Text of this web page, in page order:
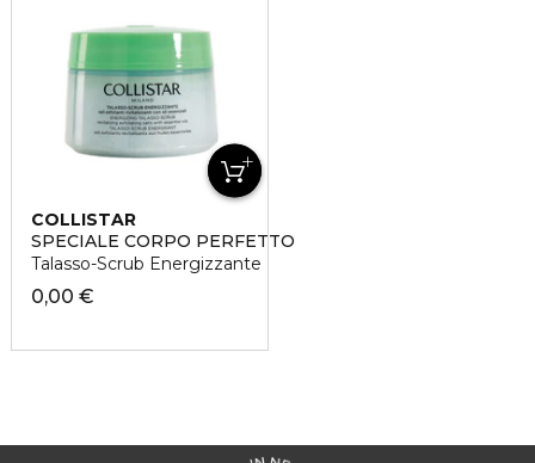
COLLISTAR
SPECIALE CORPO PERFETTO
Talasso-Scrub Energizzante
0,00 €